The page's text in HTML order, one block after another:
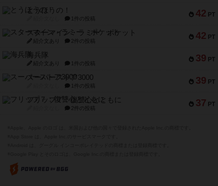
42 PT
とうほうの！
1件の投稿
42 PT
スターマイン・ラミー ポケット
紹介文あり 2件の投稿
39 PT
海兵隊
紹介文あり 1件の投稿
39 PT
スーパーストア3000
1件の投稿
37 PT
フリップ７：復讐心とともに
2件の投稿